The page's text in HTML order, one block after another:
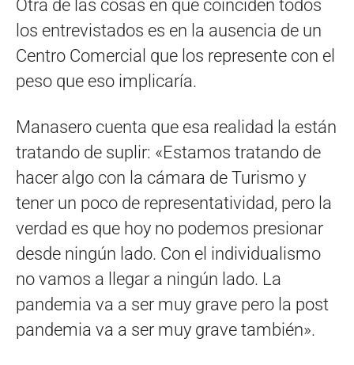
Otra de las cosas en que coinciden todos
los entrevistados es en la ausencia de un
Centro Comercial que los represente con el
peso que eso implicaría.
Manasero cuenta que esa realidad la están
tratando de suplir: «Estamos tratando de
hacer algo con la cámara de Turismo y
tener un poco de representatividad, pero la
verdad es que hoy no podemos presionar
desde ningún lado. Con el individualismo
no vamos a llegar a ningún lado. La
pandemia va a ser muy grave pero la post
pandemia va a ser muy grave también».